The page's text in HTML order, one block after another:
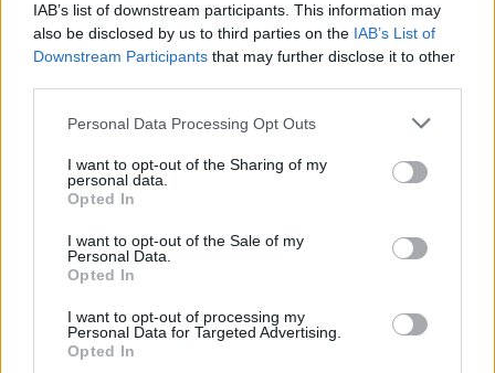
IAB’s list of downstream participants. This information may
also be disclosed by us to third parties on the IAB’s List of
Downstream Participants that may further disclose it to other
Personal Data Processing Opt Outs
I want to opt-out of the Sharing of my
personal data.
Opted In
I want to opt-out of the Sale of my
Personal Data.
Opted In
I want to opt-out of processing my
Personal Data for Targeted Advertising.
Opted In
VIEW POST
Audi e Confindustria: la cultura d’impresa si
racconta
In un contesto ad elevatissimo tasso di trasformazione, Audi